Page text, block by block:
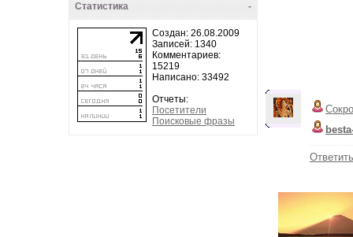
-
Статистика
Создан: 26.08.2009
Записей: 1340
Комментариев:
15219
Написано: 33492
Отчеты:
Посетители
Поисковые фразы
Ответить